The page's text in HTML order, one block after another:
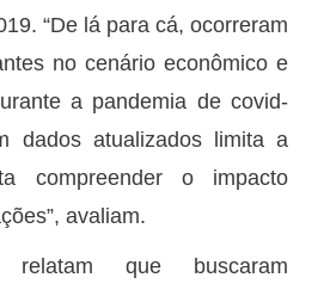
“De lá para cá, ocorreram
no cenário econômico e
a pandemia de covid-
dados atualizados limita a
compreender o impacto
avaliam.
relatam que buscaram